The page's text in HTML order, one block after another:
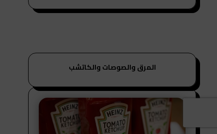
المرق والصوصات والكاتشب